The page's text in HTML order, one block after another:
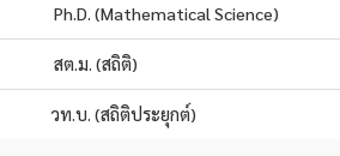
Ph.D. (Mathematical Science)
สต.ม. (สถิติ)
วท.บ. (สถิติประยุกต์)